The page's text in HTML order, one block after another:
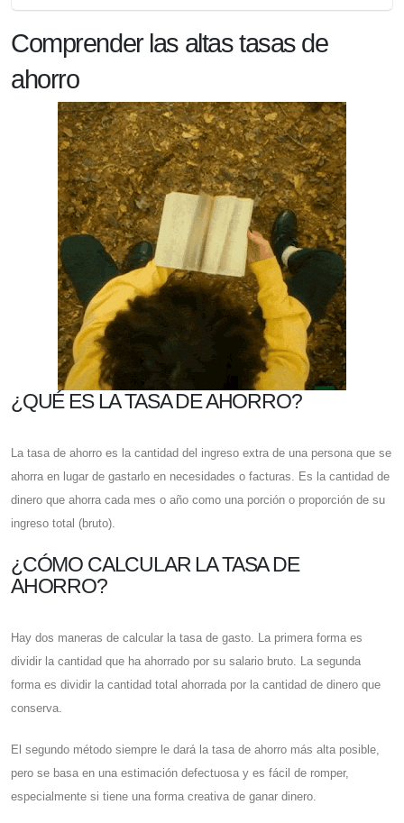
Comprender las altas tasas de
ahorro
¿QUÉ ES LA TASA DE AHORRO?
La tasa de ahorro es la cantidad del ingreso extra de una persona que se
ahorra en lugar de gastarlo en necesidades o facturas. Es la cantidad de
dinero que ahorra cada mes o año como una porción o proporción de su
ingreso total (bruto).
¿CÓMO CALCULAR LA TASA DE
AHORRO?
Hay dos maneras de calcular la tasa de gasto. La primera forma es
dividir la cantidad que ha ahorrado por su salario bruto. La segunda
forma es dividir la cantidad total ahorrada por la cantidad de dinero que
conserva.
El segundo método siempre le dará la tasa de ahorro más alta posible,
pero se basa en una estimación defectuosa y es fácil de romper,
especialmente si tiene una forma creativa de ganar dinero.